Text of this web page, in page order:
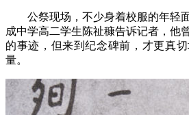
公祭现场，不少身着校服的年轻
成中学高二学生陈祉穅告诉记者，他
的事迹，但来到纪念碑前，才更真
量。